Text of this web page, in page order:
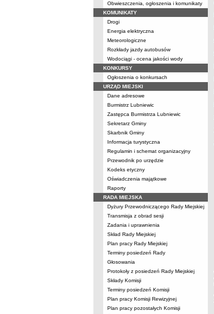
Obwieszczenia, ogłoszenia i komunikaty
KOMUNIKATY
Drogi
Energia elektryczna
Meteorologiczne
Rozkłady jazdy autobusów
Wodociągi - ocena jakości wody
KONKURSY
Ogłoszenia o konkursach
URZĄD MIEJSKI
Dane adresowe
Burmistrz Lubniewic
Zastępca Burmistrza Lubniewic
Sekretarz Gminy
Skarbnik Gminy
Informacja turystyczna
Regulamin i schemat organizacyjny
Przewodnik po urzędzie
Kodeks etyczny
Oświadczenia majątkowe
Raporty
RADA MIEJSKA
Dyżury Przewodniczącego Rady Miejskiej
Transmisja z obrad sesji
Zadania i uprawnienia
Skład Rady Miejskiej
Plan pracy Rady Miejskiej
Terminy posiedzeń Rady
Głosowania
Protokoły z posiedzeń Rady Miejskiej
Składy Komisji
Terminy posiedzeń Komisji
Plan pracy Komisji Rewizyjnej
Plan pracy pozostałych Komisji